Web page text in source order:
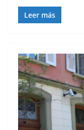
Leer más